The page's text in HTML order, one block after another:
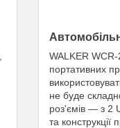
WALKER
портативних
не буде
роз'ємів — з 2
та